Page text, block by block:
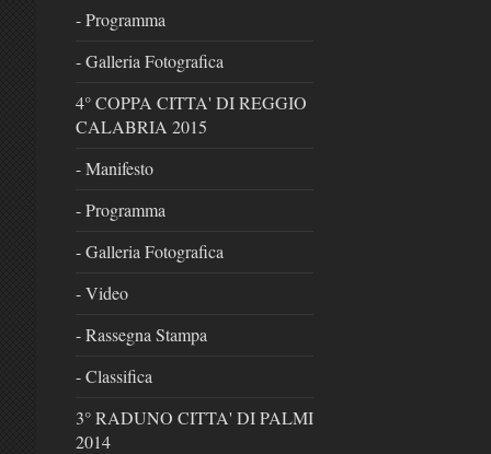
- Programma
- Galleria Fotografica
4° COPPA CITTA' DI REGGIO
CALABRIA 2015
- Manifesto
- Programma
- Galleria Fotografica
- Video
- Rassegna Stampa
- Classifica
3° RADUNO CITTA' DI PALMI
2014